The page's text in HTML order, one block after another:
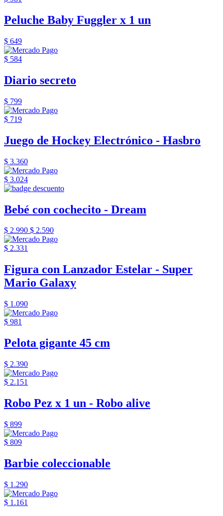
Peluche Baby Fuggler x 1 un
$ 649
$ 584
Diario secreto
$ 799
$ 719
Juego de Hockey Electrónico - Hasbro
$ 3.360
$ 3.024
Bebé con cochecito - Dream
$ 2.990 $ 2.590
$ 2.331
Figura con Lanzador Estelar - Super
Mario Galaxy
$ 1.090
$ 981
Pelota gigante 45 cm
$ 2.390
$ 2.151
Robo Pez x 1 un - Robo alive
$ 899
$ 809
Barbie coleccionable
$ 1.290
$ 1.161